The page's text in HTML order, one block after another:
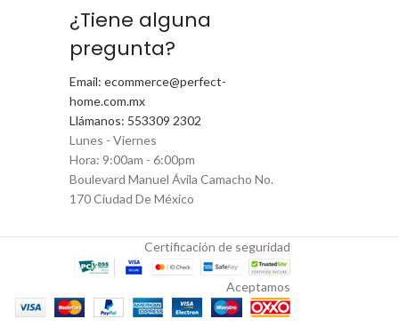
¿Tiene alguna
pregunta?
Email: ecommerce@perfect-
home.com.mx
Llámanos: 553309 2302
Lunes - Viernes
Hora: 9:00am - 6:00pm
Boulevard Manuel Ávila Camacho No.
170 Ciudad De México
Certificación de seguridad
Aceptamos